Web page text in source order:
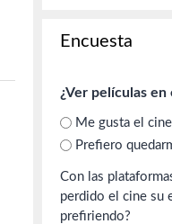
Encuesta
¿Ver películas en
Me gusta el cine
Prefiero
Con las plataformas
perdido el cine su encanto
prefiriendo?